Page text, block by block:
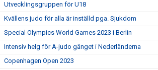
Utvecklingsgruppen för U18
Kvällens judo för alla är inställd pga. Sjukdom
Special Olympics World Games 2023 i Berlin
Intensiv helg för A-judo gänget i Nederländerna
Copenhagen Open 2023